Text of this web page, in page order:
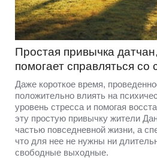
Простая привычка
помогает справляться со
Даже короткое время,
положительно влиять на
уровень стресса и помогая
эту простую привычку жители
частью повседневной жизни, а
что для нее не нужны ни
свободные выходные.